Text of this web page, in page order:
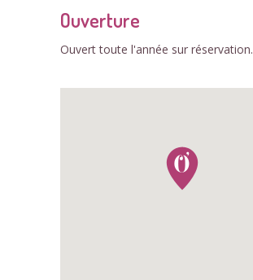
Ouverture
Ouvert toute l'année sur réservation.